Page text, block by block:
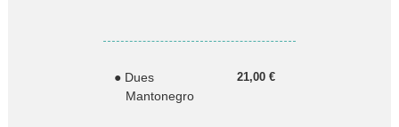
● Dues
Mantonegro
21,00 €